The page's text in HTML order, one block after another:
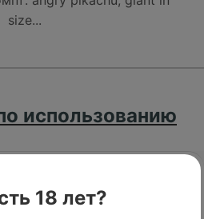
18 лет?
size...
использованию